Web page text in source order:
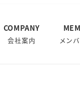
COMPANY
会社案内 メン